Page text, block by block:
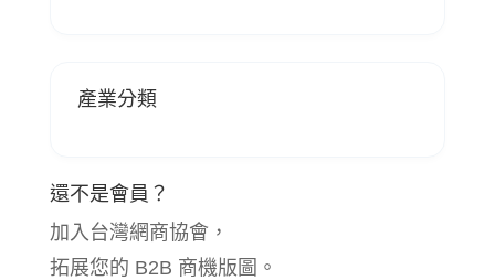
產業分類
還不是會員？
加入台灣網商協會，
拓展您的 B2B 商機版圖。